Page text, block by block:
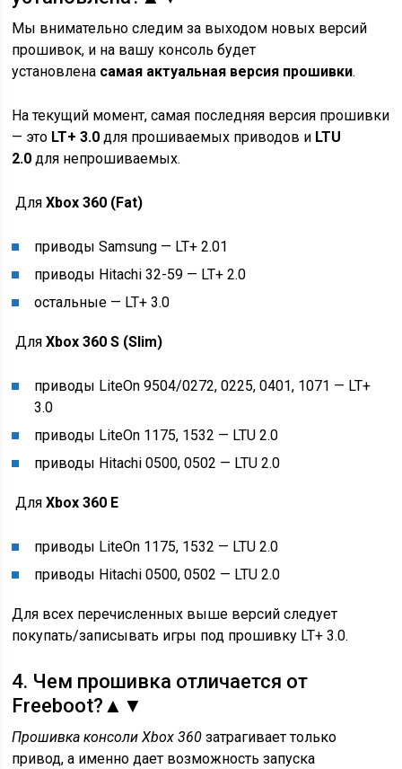
Мы внимательно следим за выходом новых версий
прошивок, и на вашу консоль будет
установлена самая актуальная версия прошивки.
На текущий момент, самая последняя версия прошивки
— это LT+ 3.0 для прошиваемых приводов и LTU
2.0 для непрошиваемых.
ДляXbox 360 (Fat)
приводы Samsung — LT+ 2.01
приводы Hitachi 32-59 — LT+ 2.0
остальные — LT+ 3.0
ДляXbox 360 S (Slim)
приводы LiteOn 9504/0272, 0225, 0401, 1071 — LT+
3.0
приводы LiteOn 1175, 1532 — LTU 2.0
приводы Hitachi 0500, 0502 — LTU 2.0
ДляXbox 360 E
приводы LiteOn 1175, 1532 — LTU 2.0
приводы Hitachi 0500, 0502 — LTU 2.0
Для всех перечисленных выше версий следует
покупать/записывать игры под прошивку LT+ 3.0.
4. Чем прошивка отличается от
Freeboot? ▲ ▼
Прошивка консоли Xbox 360 затрагивает только
привод, а именно дает возможность запуска